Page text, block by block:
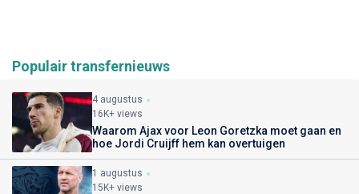
Populair transfernieuws
4 augustus
16K+ views
Waarom Ajax voor Leon Goretzka moet gaan en
hoe Jordi Cruijff hem kan overtuigen
1 augustus
15K+ views